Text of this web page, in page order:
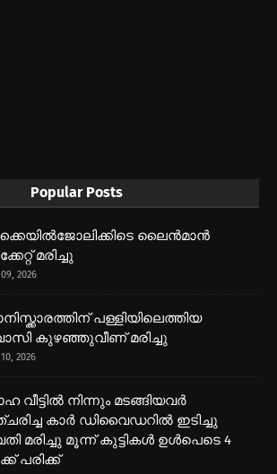
Popular Posts
ലൈൻമാൻ
മരിച്ചു
09, 2026
പള്ളിയിലെത്തിയ
കുഴഞ്ഞുവീണ് മരിച്ചു
2026
വീട്ടിൽ നിന്നും മടങ്ങിയവർ
കാർ ഡിവൈഡറിൽ ഇടിച്ചു
മരിച്ചു മൂന്ന് കുട്ടികൾ ഉൾപെടെ 4
പരിക്ക്